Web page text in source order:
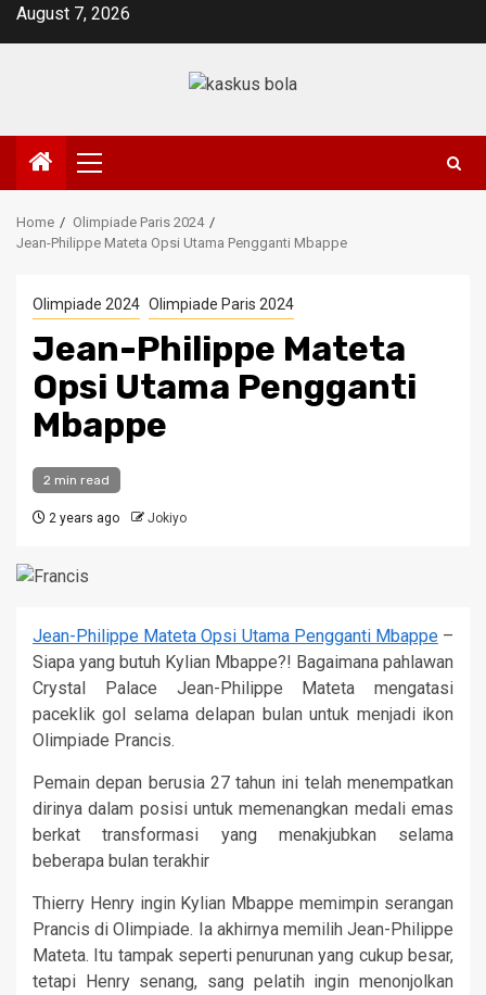
SkipAugust 7, 2026
Primary
Menu
Home
Olimpiade Paris 2024
Jean-Philippe Mateta Opsi Utama Pengganti Mbappe
Olimpiade 2024 Olimpiade Paris 2024
Jean-Philippe Mateta
Opsi Utama Pengganti
Mbappe
2 min read
2 years ago Jokiyo
Jean-Philippe Mateta Opsi Utama Pengganti Mbappe–
Siapa yang butuh Kylian Mbappe?! Bagaimana pahlawan
Crystal Palace Jean-Philippe Mateta mengatasi
paceklik gol selama delapan bulan untuk menjadi ikon
Olimpiade Prancis.
Pemain depan berusia 27 tahun ini telah menempatkan
dirinya dalam posisi untuk memenangkan medali emas
berkat transformasi yang menakjubkan selama
beberapa bulan terakhir
Thierry Henry ingin Kylian Mbappe memimpin serangan
Prancis di Olimpiade. Ia akhirnya memilih Jean-Philippe
Mateta. Itu tampak seperti penurunan yang cukup besar,
tetapi Henry senang, sang pelatih ingin menonjolkan